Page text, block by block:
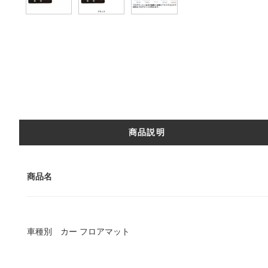
商品説明
商品名
車種別 カー フロアマット